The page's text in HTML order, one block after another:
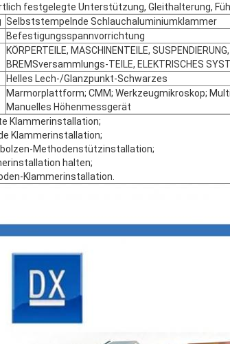
festgelegte Unterstützung, Gleithalterung,
Selbststempelnde Schlauchaluminiumklammer
Befestigungsspannvorrichtung
KÖRPERTEILE, MASCHINENTEILE,
BREMSversammlungs-TEILE, ELEKTRISCHES
Helles Lech-/Glanzpunkt-Schwarzes
Marmorplattform; CMM; Werkzeugmikroskop;
Manuelles Höhenmessgerät
Klammerinstallation;
Klammerinstallation;
Methodenstützinstallation;
halten;
Klammerinstallation.